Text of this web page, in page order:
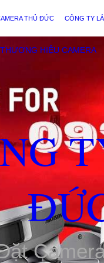
THỦ ĐỨC CÔNG TY
THƯƠNG HIỆU CAMERA